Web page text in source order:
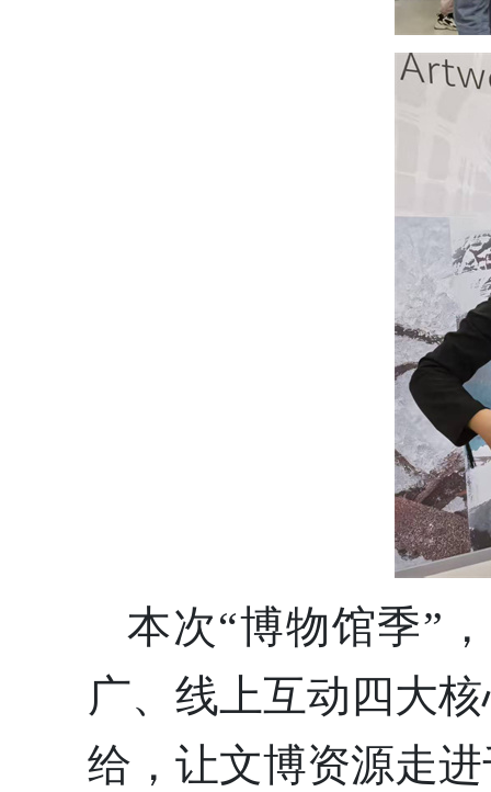
本次“博物馆季”
广、线上互动四大
给，让文博资源走